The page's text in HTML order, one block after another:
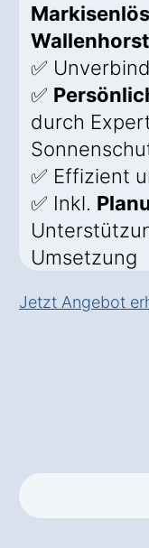
✅
✅
durch
✅ Effizient
✅ Inkl.
Umsetzung
Jetzt Angebot